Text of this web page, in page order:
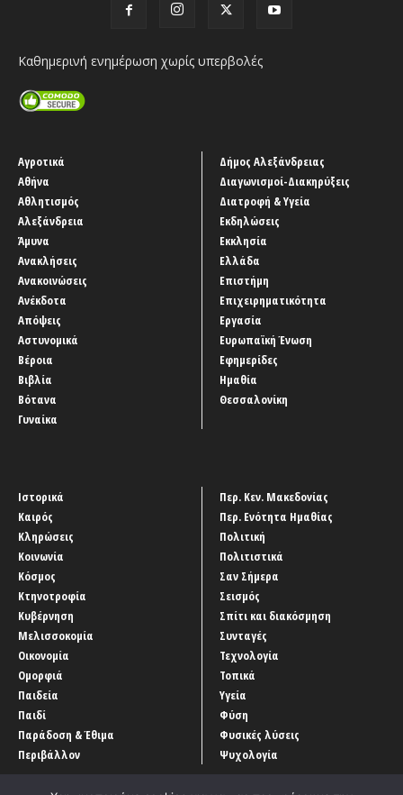
Καθημερινή ενημέρωση χωρίς υπερβολές
Αγροτικά
Αθήνα
Αθλητισμός
Αλεξάνδρεια
Άμυνα
Ανακλήσεις
Ανακοινώσεις
Ανέκδοτα
Απόψεις
Αστυνομικά
Βέροια
Βιβλία
Βότανα
Γυναίκα
Δήμος Αλεξάνδρειας
Διαγωνισμοί-Διακηρύξεις
Διατροφή & Υγεία
Εκδηλώσεις
Εκκλησία
Ελλάδα
Επιστήμη
Επιχειρηματικότητα
Εργασία
Ευρωπαϊκή Ένωση
Εφημερίδες
Ημαθία
Θεσσαλονίκη
Ιστορικά
Καιρός
Κληρώσεις
Κοινωνία
Κόσμος
Κτηνοτροφία
Κυβέρνηση
Μελισσοκομία
Οικονομία
Ομορφιά
Παιδεία
Παιδί
Παράδοση & Έθιμα
Περιβάλλον
Περ. Κεν. Μακεδονίας
Περ. Ενότητα Ημαθίας
Πολιτική
Πολιτιστικά
Σαν Σήμερα
Σεισμός
Σπίτι και διακόσμηση
Συνταγές
Τεχνολογία
Τοπικά
Υγεία
Φύση
Φυσικές λύσεις
Ψυχολογία